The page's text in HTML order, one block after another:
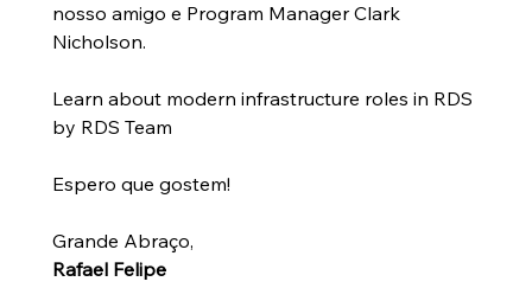
nosso amigo e Program Manager Clark
Nicholson.
Learn about modern infrastructure roles in RDS
by RDS Team
Espero que gostem!
Grande Abraço,
Rafael Felipe